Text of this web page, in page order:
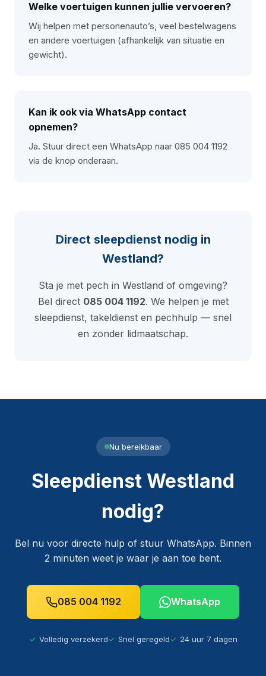
Welke voertuigen kunnen jullie vervoeren?
Wij helpen met personenauto’s, veel bestelwagens
en andere voertuigen (afhankelijk van situatie en
gewicht).
Kan ik ook via WhatsApp contact
opnemen?
Ja. Stuur direct een WhatsApp naar 085 004 1192
via de knop onderaan.
Direct sleepdienst nodig in
Westland?
Sta je met pech in Westland of omgeving?
Bel direct 085 004 1192. We helpen je met
sleepdienst, takeldienst en pechhulp — snel
en zonder lidmaatschap.
Nu bereikbaar
Sleepdienst Westland
nodig?
Bel nu voor directe hulp of stuur WhatsApp. Binnen
2 minuten weet je waar je aan toe bent.
085 004 1192 WhatsApp
Volledig verzekerd Snel geregeld 24 uur 7 dagen